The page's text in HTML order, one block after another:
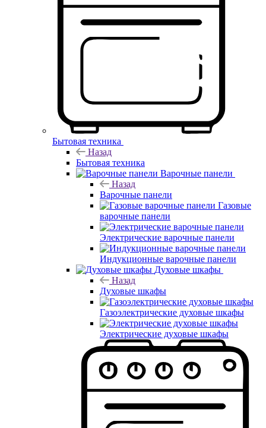
Бытовая техника
Назад
Бытовая техника
Варочные панели
Назад
Варочные панели
Газовые
варочные панели
Электрические варочные панели
Индукционные варочные панели
Духовые шкафы
Назад
Духовые шкафы
Газоэлектрические духовые шкафы
Электрические духовые шкафы